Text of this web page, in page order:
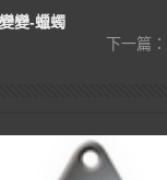
變-蠟蠋
下一篇：